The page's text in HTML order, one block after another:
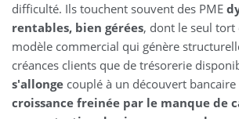
difficulté. Ils touchent souvent des PME
rentables, bien gérées, dont le seul tort
modèle commercial qui génère
créances clients que de trésorerie
s'allonge couplé à un découvert
croissance freinée par le manque de